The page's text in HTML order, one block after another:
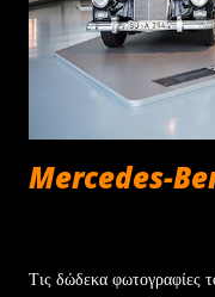
των 130 HP η δόση
Να σημειωθεί ότι το
για τα μηχανικά μέρη,
Mercedes-
Τις δώδεκα φωτογραφίες